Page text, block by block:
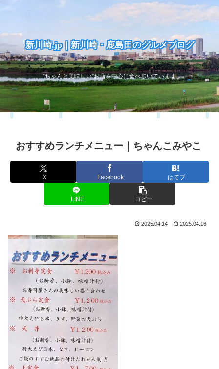
新川崎.jp｜新川崎・鹿島田のグルメブログ
“ちゃんと美味しい”お店を中心に食べ歩いています
おすすめランチメニュー｜ちゃんこみやこ
X Facebook はてブ
LINE コピー
2025.04.14 2025.04.16